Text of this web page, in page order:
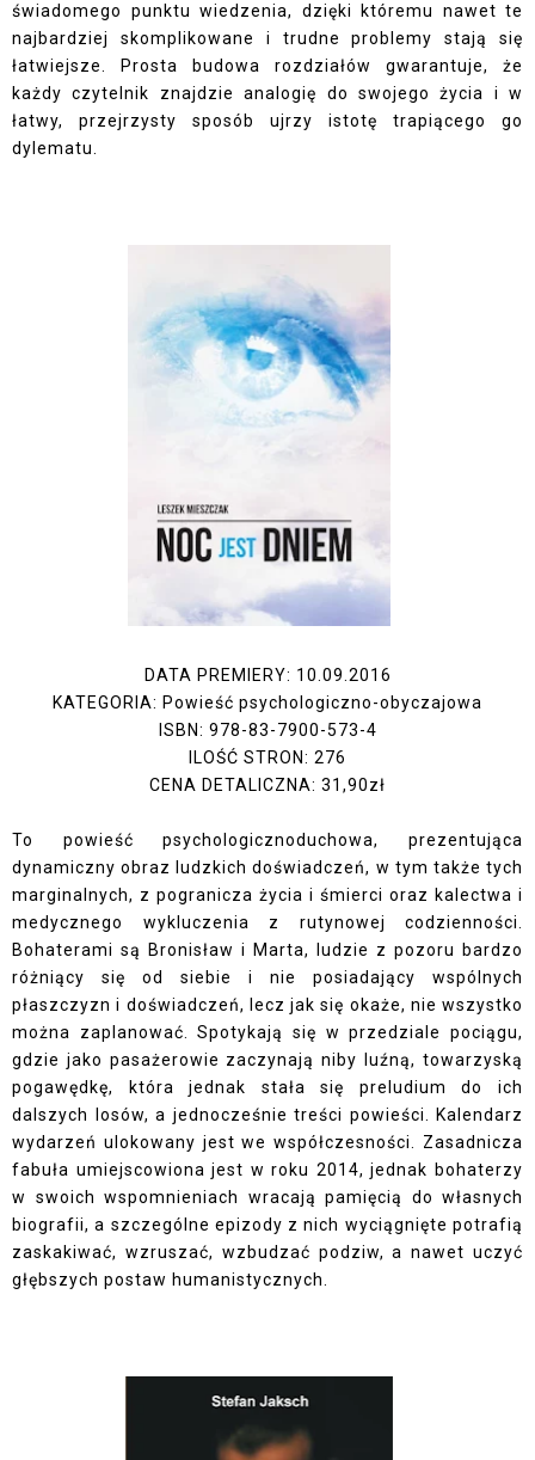
świadomego punktu wiedzenia, dzięki któremu nawet te
najbardziej skomplikowane i trudne problemy stają się
łatwiejsze. Prosta budowa rozdziałów gwarantuje, że
każdy czytelnik znajdzie analogię do swojego życia i w
łatwy, przejrzysty sposób ujrzy istotę trapiącego go
dylematu.
DATA PREMIERY: 10.09.2016
KATEGORIA: Powieść psychologiczno-obyczajowa
ISBN: 978-83-7900-573-4
ILOŚĆ STRON: 276
CENA DETALICZNA: 31,90zł
To powieść psychologiczno­duchowa, prezentująca
dynamiczny obraz ludzkich doświadczeń, w tym także tych
marginalnych, z pogranicza życia i śmierci oraz kalectwa i
medycznego wykluczenia z rutynowej codzienności.
Bohaterami są Bronisław i Marta, ludzie z pozoru bardzo
różniący się od siebie i nie posiadający wspólnych
płaszczyzn i doświadczeń, lecz jak się okaże, nie wszystko
można zaplanować. Spotykają się w przedziale pociągu,
gdzie jako pasażerowie zaczynają niby luźną, towarzyską
pogawędkę, która jednak stała się preludium do ich
dalszych losów, a jednocześnie treści powieści. Kalendarz
wydarzeń ulokowany jest we współczesności. Zasadnicza
fabuła umiejscowiona jest w roku 2014, jednak bohaterzy
w swoich wspomnieniach wracają pamięcią do własnych
biografii, a szczególne epizody z nich wyciągnięte potrafią
zaskakiwać, wzruszać, wzbudzać podziw, a nawet uczyć
głębszych postaw humanistycznych.